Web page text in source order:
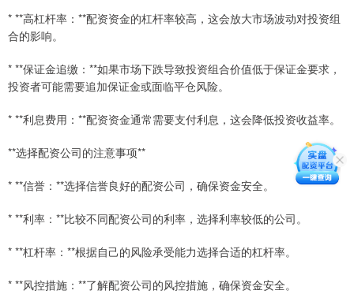
* **高杠杆率：**配资资金的杠杆率较高，这会放大市场波动对投资组
合的影响。
* **保证金追缴：**如果市场下跌导致投资组合价值低于保证金要求，
投资者可能需要追加保证金或面临平仓风险。
* **利息费用：**配资资金通常需要支付利息，这会降低投资收益率。
**选择配资公司的注意事项**
* **信誉：**选择信誉良好的配资公司，确保资金安全。
* **利率：**比较不同配资公司的利率，选择利率较低的公司。
* **杠杆率：**根据自己的风险承受能力选择合适的杠杆率。
* **风控措施：**了解配资公司的风控措施，确保资金安全。